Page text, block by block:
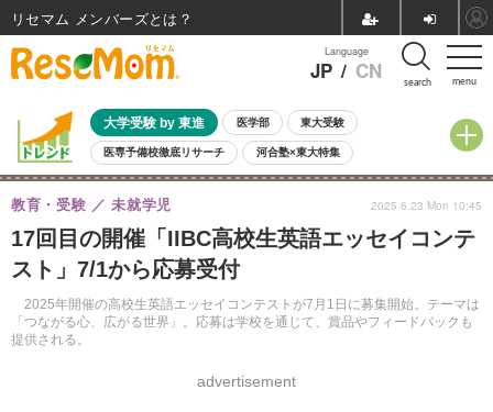
menu
Language
JP / CN search
大学受験 by 東進 医学部 東大受験
医専予備校徹底リサーチ 河合塾×東大特集
親子で考える大学選び 高校受験 中学受験 小学校受験
共通テスト 夏休み
8月開催イベント・WS 全国公立高校 過去問 人気記事
自由研究教材（小学生向け） 自由研究教材（中学生向け）
17回目の開催「IIBC高校生英語エッセイコンテ
スト」7/1から応募受付
2025年開催の高校生英語エッセイコンテストが7月1日に募集開始。テーマは
「つながる心、広がる世界」。応募は学校を通じて、賞品やフィードバックも
提供される。
教育・受験 未就学児
advertisement
2025.6.23 Mon 10:45
リセマム メンバーズ